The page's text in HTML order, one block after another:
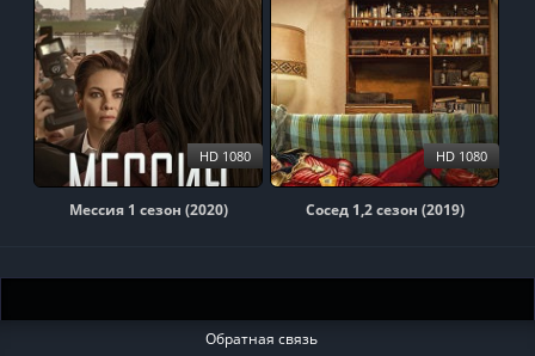
Мессия 1 сезон (2020)
HD 1080
Сосед 1,2 сезон (2019)
HD 1080
Обратная связь